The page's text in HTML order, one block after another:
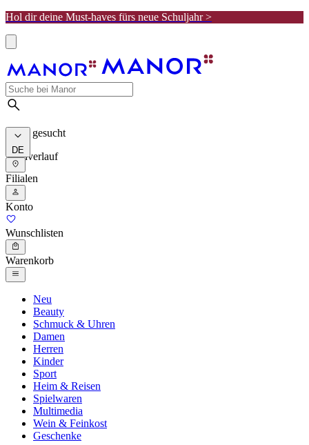
Hol dir deine Must-haves fürs neue Schuljahr >
Meist gesucht
Suchverlauf
DE
Filialen
Konto
Wunschlisten
Warenkorb
Neu
Beauty
Schmuck & Uhren
Damen
Herren
Kinder
Sport
Heim & Reisen
Spielwaren
Multimedia
Wein & Feinkost
Geschenke